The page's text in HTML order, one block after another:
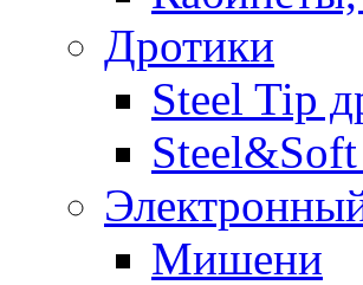
Дротики
Steel Tip
Мишени